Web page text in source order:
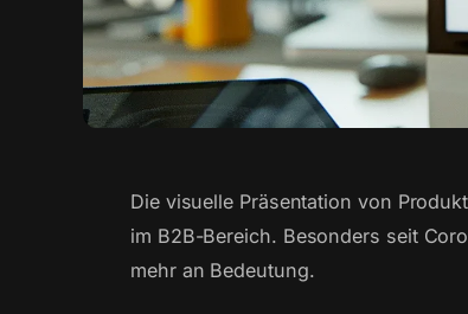
Die visuelle Präsentation von
im B2B-Bereich. Besonders seit
mehr an Bedeutung.